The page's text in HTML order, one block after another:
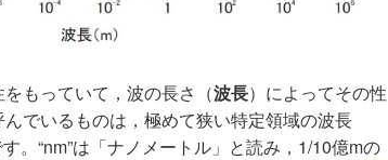
もっていて，波の長さ（波長）によってその性
でいるものは，極めて狭い特定領域の波長
。“nm”は「ナノメートル」と読み，1/10億mの